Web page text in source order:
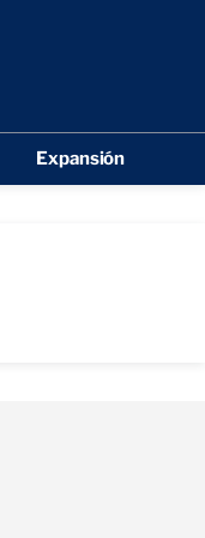
Expansión